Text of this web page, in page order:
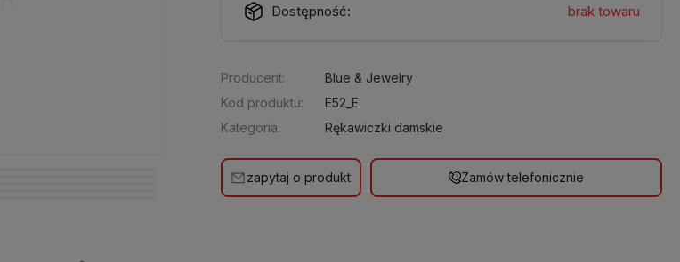
Dostępność: brak towaru
Producent:
Blue & Jewelry
Kod produktu:
E52_E
Kategoria:
Rękawiczki damskie
zapytaj o produkt Zamów telefonicznie